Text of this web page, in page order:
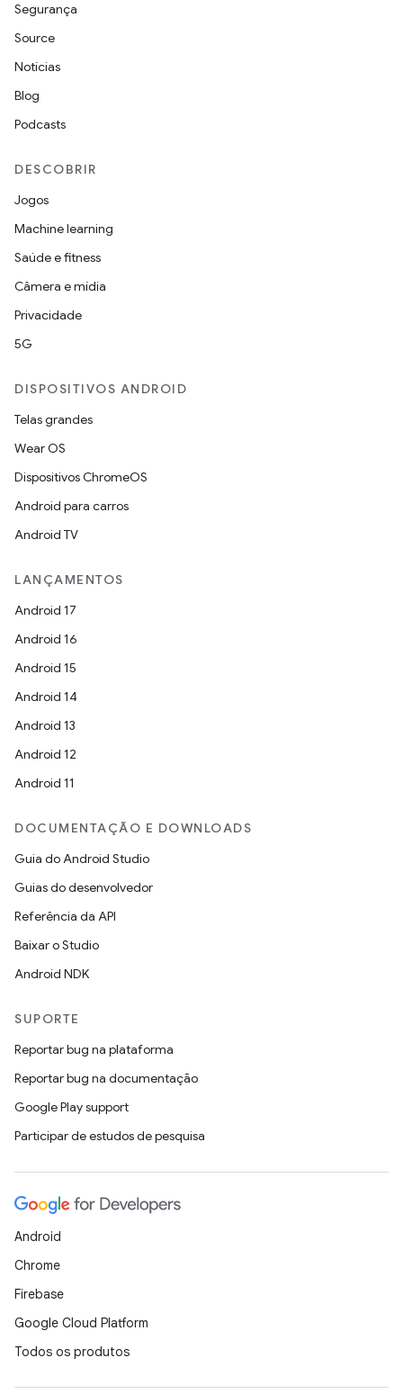
Segurança
Source
Notícias
Blog
Podcasts
DESCOBRIR
Jogos
Machine learning
Saúde e fitness
Câmera e mídia
Privacidade
5G
DISPOSITIVOS ANDROID
Telas grandes
Wear OS
Dispositivos ChromeOS
Android para carros
Android TV
LANÇAMENTOS
Android 17
Android 16
Android 15
Android 14
Android 13
Android 12
Android 11
DOCUMENTAÇÃO E DOWNLOADS
Guia do Android Studio
Guias do desenvolvedor
Referência da API
Baixar o Studio
Android NDK
SUPORTE
Reportar bug na plataforma
Reportar bug na documentação
Google Play support
Participar de estudos de pesquisa
Android
Chrome
Firebase
Google Cloud Platform
Todos os produtos